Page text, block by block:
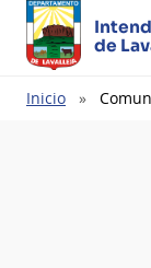
de
Ruta
Inicio